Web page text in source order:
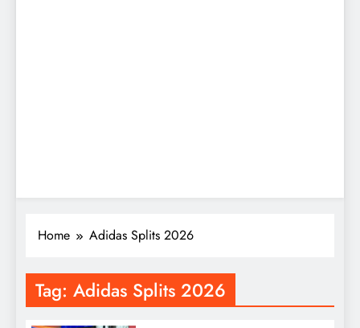
Home Adidas Splits 2026
Tag: Adidas Splits 2026